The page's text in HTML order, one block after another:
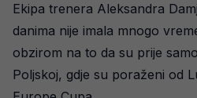
Ekipa trenera Aleksandra
danima nije imala mnogo
obzirom na to da su prije
Poljskoj, gdje su poraženi od